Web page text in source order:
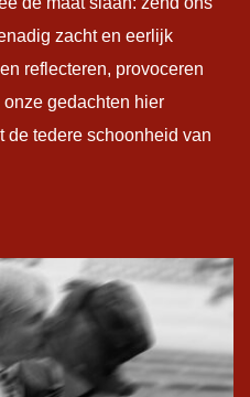
zacht en eerlijk
reflecteren, provoceren
gedachten hier
de tedere schoonheid van